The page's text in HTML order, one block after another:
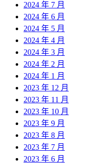
2024 年 7 月
2024 年 6 月
2024 年 5 月
2024 年 4 月
2024 年 3 月
2024 年 2 月
2024 年 1 月
2023 年 12 月
2023 年 11 月
2023 年 10 月
2023 年 9 月
2023 年 8 月
2023 年 7 月
2023 年 6 月